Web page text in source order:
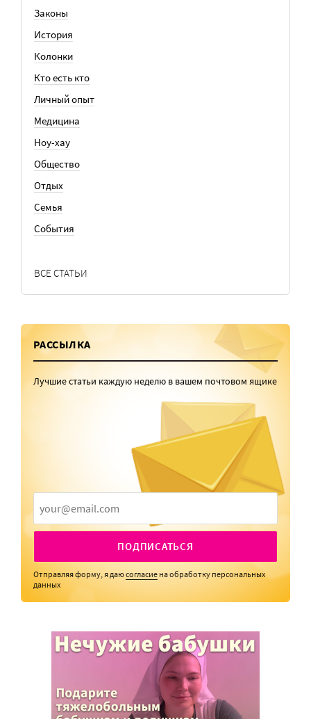
Законы
История
Колонки
Кто есть кто
Личный опыт
Медицина
Ноу-хау
Общество
Отдых
Семья
События
ВСЕ СТАТЬИ
РАССЫЛКА
Лучшие статьи каждую неделю в вашем почтовом ящике
ПОДПИСАТЬСЯ
Отправляя форму, я даюсогласие на обработку персональных
данных